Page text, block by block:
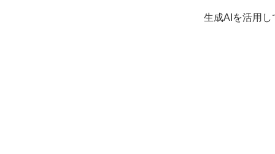
生成AIを活用し